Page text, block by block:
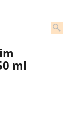
ml